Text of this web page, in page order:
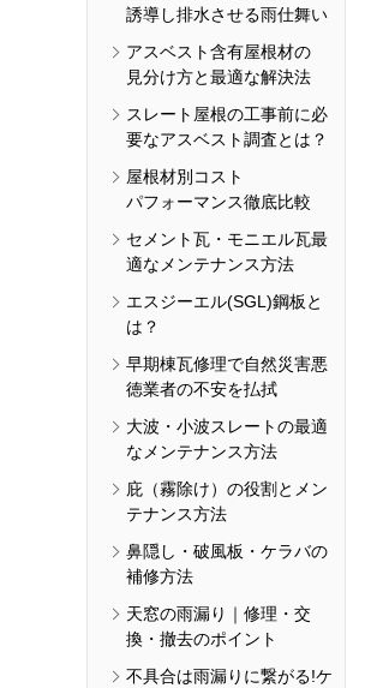
誘導し排水させる雨仕舞い
アスベスト含有屋根材の
見分け方と最適な解決法
スレート屋根の工事前に必
要なアスベスト調査とは？
屋根材別コスト
パフォーマンス徹底比較
セメント瓦・モニエル瓦最
適なメンテナンス方法
エスジーエル(SGL)鋼板と
は？
早期棟瓦修理で自然災害悪
徳業者の不安を払拭
大波・小波スレートの最適
なメンテナンス方法
庇（霧除け）の役割とメン
テナンス方法
鼻隠し・破風板・ケラバの
補修方法
天窓の雨漏り｜修理・交
換・撤去のポイント
不具合は雨漏りに繋がる!ケ